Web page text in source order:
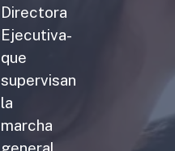
Directora
Ejecutiva-
que
supervisan
la
marcha